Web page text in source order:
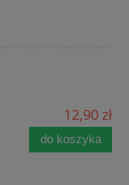
12,90 zł
do koszyka